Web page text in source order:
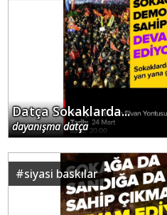
Datça Sokaklarda...
dayanışma datça
#siyasi baskılar